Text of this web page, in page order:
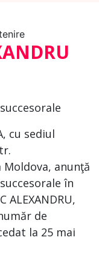
cu sediul
Moldova, anunţă
în
ALEXANDRU,
de
la 25 mai